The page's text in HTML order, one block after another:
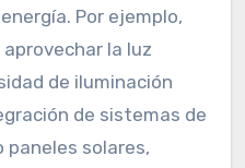
Por ejemplo,
la luz
de iluminación
de sistemas de
paneles solares,